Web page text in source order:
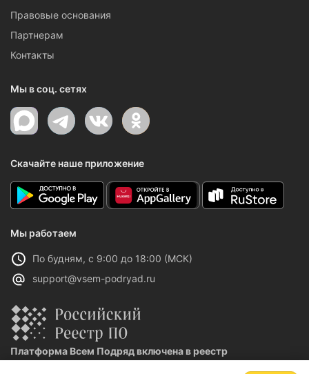
Правовые основания
Партнерам
Контакты
Мы в соц. сетях
Скачайте наше приложение
Мы работаем
По будням, с 9:00 до 18:00 (МСК)
support@vsem-podryad.ru
Платформа Всем Подряд включена в реестр